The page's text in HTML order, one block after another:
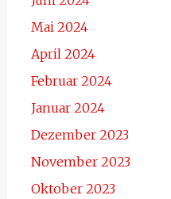
Mai 2024
April 2024
Februar 2024
Januar 2024
Dezember 2023
November 2023
Oktober 2023